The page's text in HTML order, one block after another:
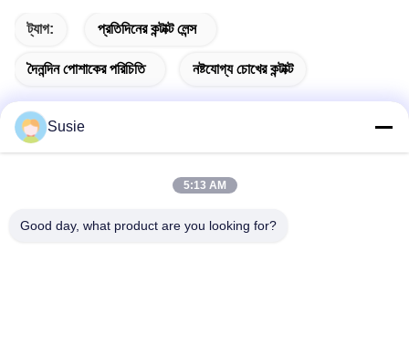
ট্যাগ: প্রতিদিনের কন্টাক্ট লেন্স
দৈনন্দিন পোশাকের পরিচিতি নষ্টযোগ্য চোখের কন্টাক্ট
ঠিকানা
Susie
5:13 AM
Good day, what product are you looking for?